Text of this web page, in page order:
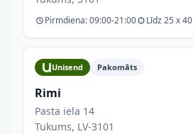
Pirmdiena: 09:00-21:00 Līdz 25 x
Unisend Pakomāts
Rimi
Pasta iela 14
Tukums, LV-3101